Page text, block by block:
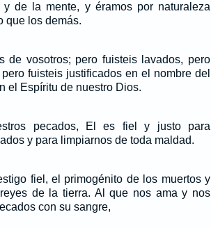
de la mente, y éramos por naturaleza
que los demás.
de vosotros; pero fuisteis lavados, pero
fuisteis justificados en el nombre del
el Espíritu de nuestro Dios.
pecados, El es fiel y justo para
y para limpiarnos de toda maldad.
fiel, el primogénito de los muertos y
de la tierra. Al que nos ama y nos
con su sangre,